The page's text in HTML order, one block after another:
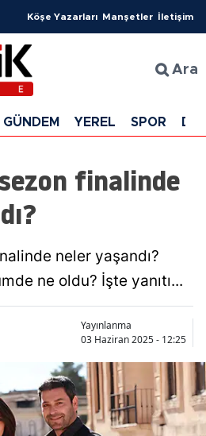
Köşe Yazarları Manşetler İletişim
Ara
GÜNDEM YEREL SPOR
finalinde
neler yaşandı?
ne oldu? İşte yanıtı...
Yayınlanma
03 Haziran 2025 - 12:25